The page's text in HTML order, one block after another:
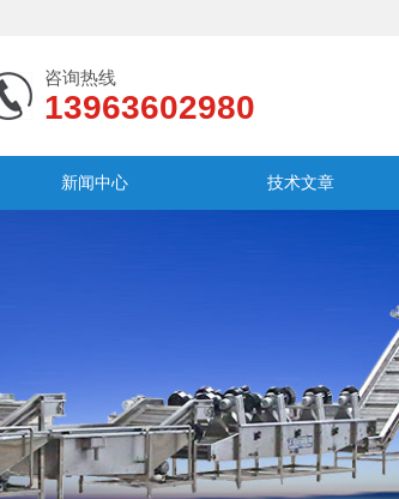
咨询热线
13963602980
新闻中心 技术文章